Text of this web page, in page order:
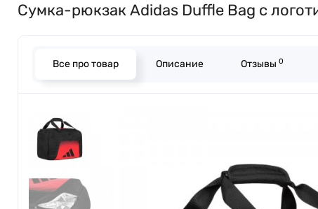
Сумка-рюкзак Adidas Duffle Bag с
Все про товар Описание Отзывы 0